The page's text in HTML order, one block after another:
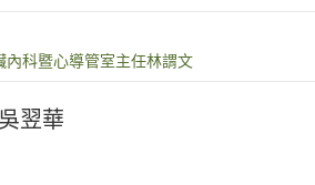
內科暨心導管室主任林謂文
翌華